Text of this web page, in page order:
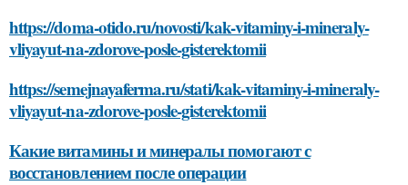
https://doma-otido.ru/novosti/kak-vitaminy-i-mineraly-
vliyayut-na-zdorove-posle-gisterektomii
https://semejnayaferma.ru/stati/kak-vitaminy-i-mineraly-
vliyayut-na-zdorove-posle-gisterektomii
Какие витамины и минералы помогают с
восстановлением после операции